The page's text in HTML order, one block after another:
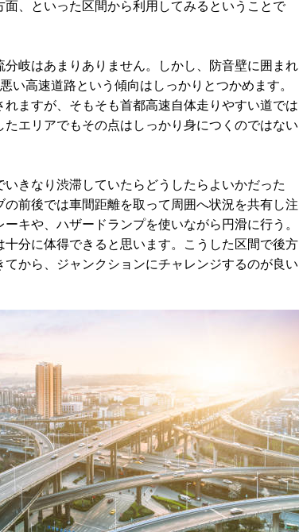
、といった区間から利用してみるということで
岐はあまりありません。しかし、防音壁に囲まれ
い高速道路という傾向はしっかりとつかめます。
ますが、そもそも首都高速自体走りやすい道では
エリアでもその点はしっかり身につくのではない
きなり渋滞していたらどうしたらよいかだった
前後では車間距離を取って周囲へ状況を共有し注
キや、ハザードランプを使いながら円滑に行う。
分に体得できると思います。こうした区間で後方
から、ジャンクションにチャレンジするのが良い